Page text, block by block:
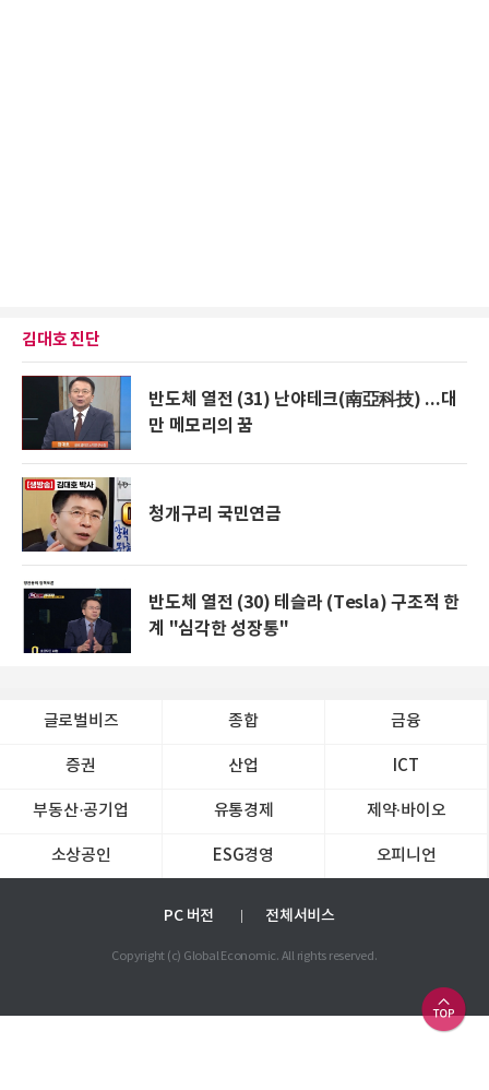
김대호 진단
반도체 열전 (31) 난야테크(南亞科技) ...대
만 메모리의 꿈
청개구리 국민연금
반도체 열전 (30) 테슬라 (Tesla) 구조적 한
계 "심각한 성장통"
글로벌비즈 종합 금융
증권 산업 ICT
부동산·공기업 유통경제 제약∙바이오
소상공인 ESG경영 오피니언
PC 버전 전체서비스
Copyright (c) Global Economic. All rights reserved.